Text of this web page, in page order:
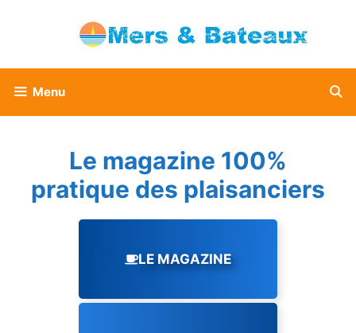
Menu
Le magazine 100%
pratique des plaisanciers
LE MAGAZINE